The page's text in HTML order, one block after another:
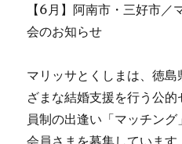
【6月】阿南市・三好市
会のお知らせ
マリッサとくしまは、徳島
ざまな結婚支援を行う公的
員制の出逢い「マッチン